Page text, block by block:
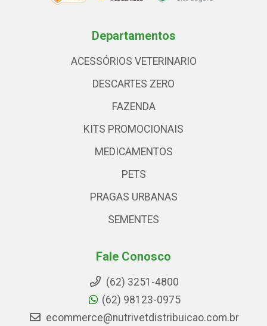
Departamentos
ACESSÓRIOS VETERINARIO
DESCARTES ZERO
FAZENDA
KITS PROMOCIONAIS
MEDICAMENTOS
PETS
PRAGAS URBANAS
SEMENTES
Fale Conosco
(62) 3251-4800
(62) 98123-0975
ecommerce@nutrivetdistribuicao.com.br